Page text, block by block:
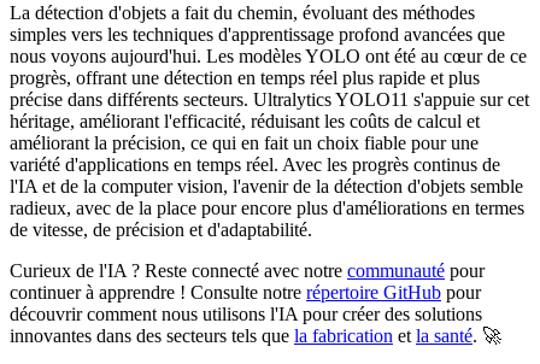
La détection d'objets a fait du chemin, évoluant des méthodes
simples vers les techniques d'apprentissage profond avancées que
nous voyons aujourd'hui. Les modèles YOLO ont été au cœur de ce
progrès, offrant une détection en temps réel plus rapide et plus
précise dans différents secteurs. Ultralytics YOLO11 s'appuie sur cet
héritage, améliorant l'efficacité, réduisant les coûts de calcul et
améliorant la précision, ce qui en fait un choix fiable pour une
variété d'applications en temps réel. Avec les progrès continus de
l'IA et de la computer vision, l'avenir de la détection d'objets semble
radieux, avec de la place pour encore plus d'améliorations en termes
de vitesse, de précision et d'adaptabilité.
Curieux de l'IA ? Reste connecté avec notre communauté pour
continuer à apprendre ! Consulte notre répertoire GitHub pour
découvrir comment nous utilisons l'IA pour créer des solutions
innovantes dans des secteurs tels que la fabrication et la santé. 🚀